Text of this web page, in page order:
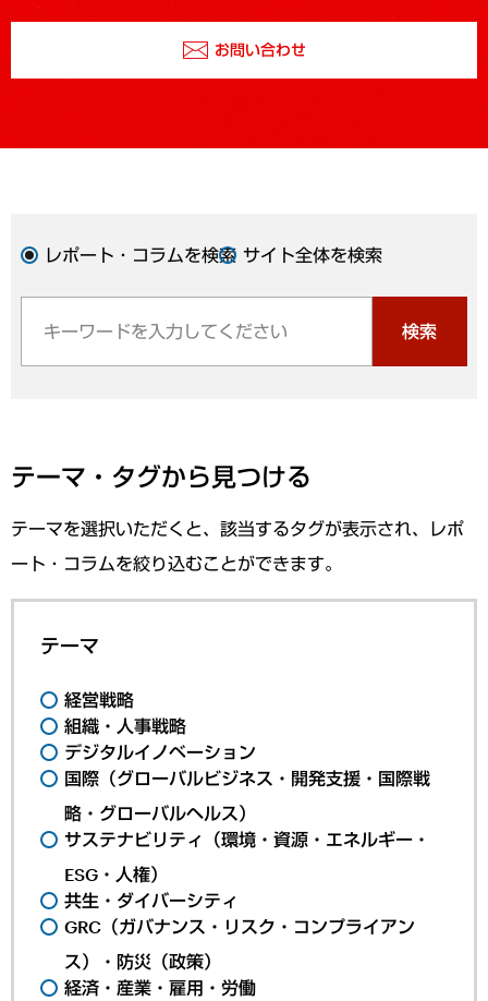
お問い合わせ
レポート・コラムを検索 サイト全体を検索
検索
テーマ・タグから見つける
テーマを選択いただくと、該当するタグが表示され、レポ
ート・コラムを絞り込むことができます。
テーマ
経営戦略
組織・人事戦略
デジタルイノベーション
国際（グローバルビジネス・開発支援・国際戦
略・グローバルヘルス）
サステナビリティ（環境・資源・エネルギー・
ESG・人権）
共生・ダイバーシティ
GRC（ガバナンス・リスク・コンプライアン
ス）・防災（政策）
経済・産業・雇用・労働